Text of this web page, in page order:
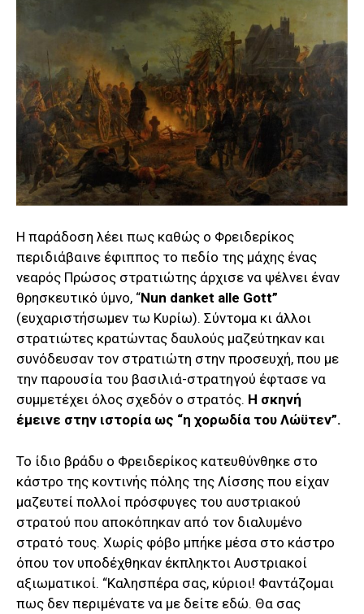
Η παράδοση λέει πως καθώς ο Φρειδερίκος
περιδιάβαινε έφιππος το πεδίο της μάχης ένας
νεαρός Πρώσος στρατιώτης άρχισε να ψέλνει έναν
θρησκευτικό ύμνο, “Nun danket alle Gott”
(ευχαριστήσωμεν τω Κυρίω). Σύντομα κι άλλοι
στρατιώτες κρατώντας δαυλούς μαζεύτηκαν και
συνόδευσαν τον στρατιώτη στην προσευχή, που με
την παρουσία του βασιλιά-στρατηγού έφτασε να
συμμετέχει όλος σχεδόν ο στρατός. Η σκηνή
έμεινε στην ιστορία ως “η χορωδία του Λώϋτεν”.
Το ίδιο βράδυ ο Φρειδερίκος κατευθύνθηκε στο
κάστρο της κοντινής πόλης της Λίσσης που είχαν
μαζευτεί πολλοί πρόσφυγες του αυστριακού
στρατού που αποκόπηκαν από τον διαλυμένο
στρατό τους. Χωρίς φόβο μπήκε μέσα στο κάστρο
όπου τον υποδέχθηκαν έκπληκτοι Αυστριακοί
αξιωματικοί. “Καλησπέρα σας, κύριοι! Φαντάζομαι
πως δεν περιμένατε να με δείτε εδώ. Θα σας